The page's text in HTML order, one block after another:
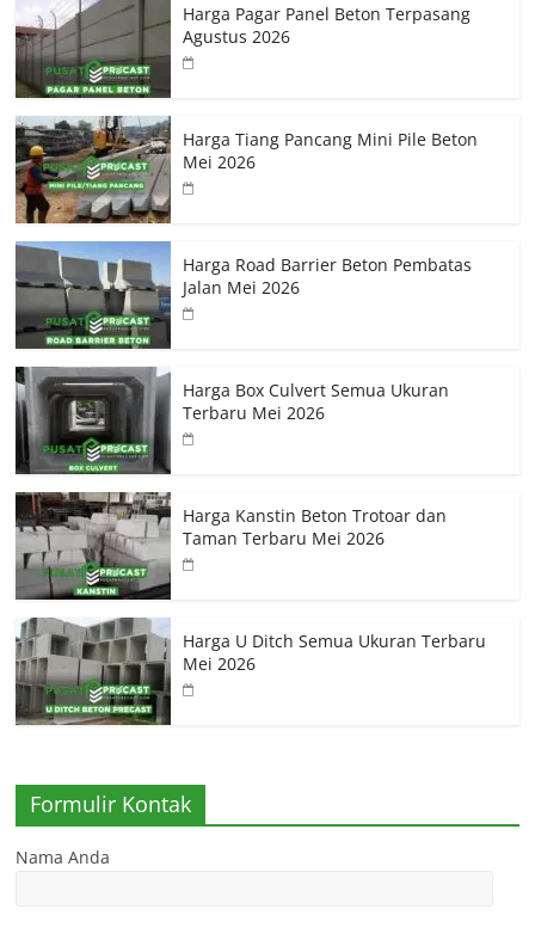
Harga Pagar Panel Beton Terpasang
Agustus 2026
Harga Tiang Pancang Mini Pile Beton
Mei 2026
Harga Road Barrier Beton Pembatas
Jalan Mei 2026
Harga Box Culvert Semua Ukuran
Terbaru Mei 2026
Harga Kanstin Beton Trotoar dan
Taman Terbaru Mei 2026
Harga U Ditch Semua Ukuran Terbaru
Mei 2026
Formulir Kontak
Nama Anda